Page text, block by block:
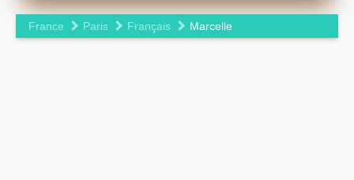
France Paris Français Marcelle